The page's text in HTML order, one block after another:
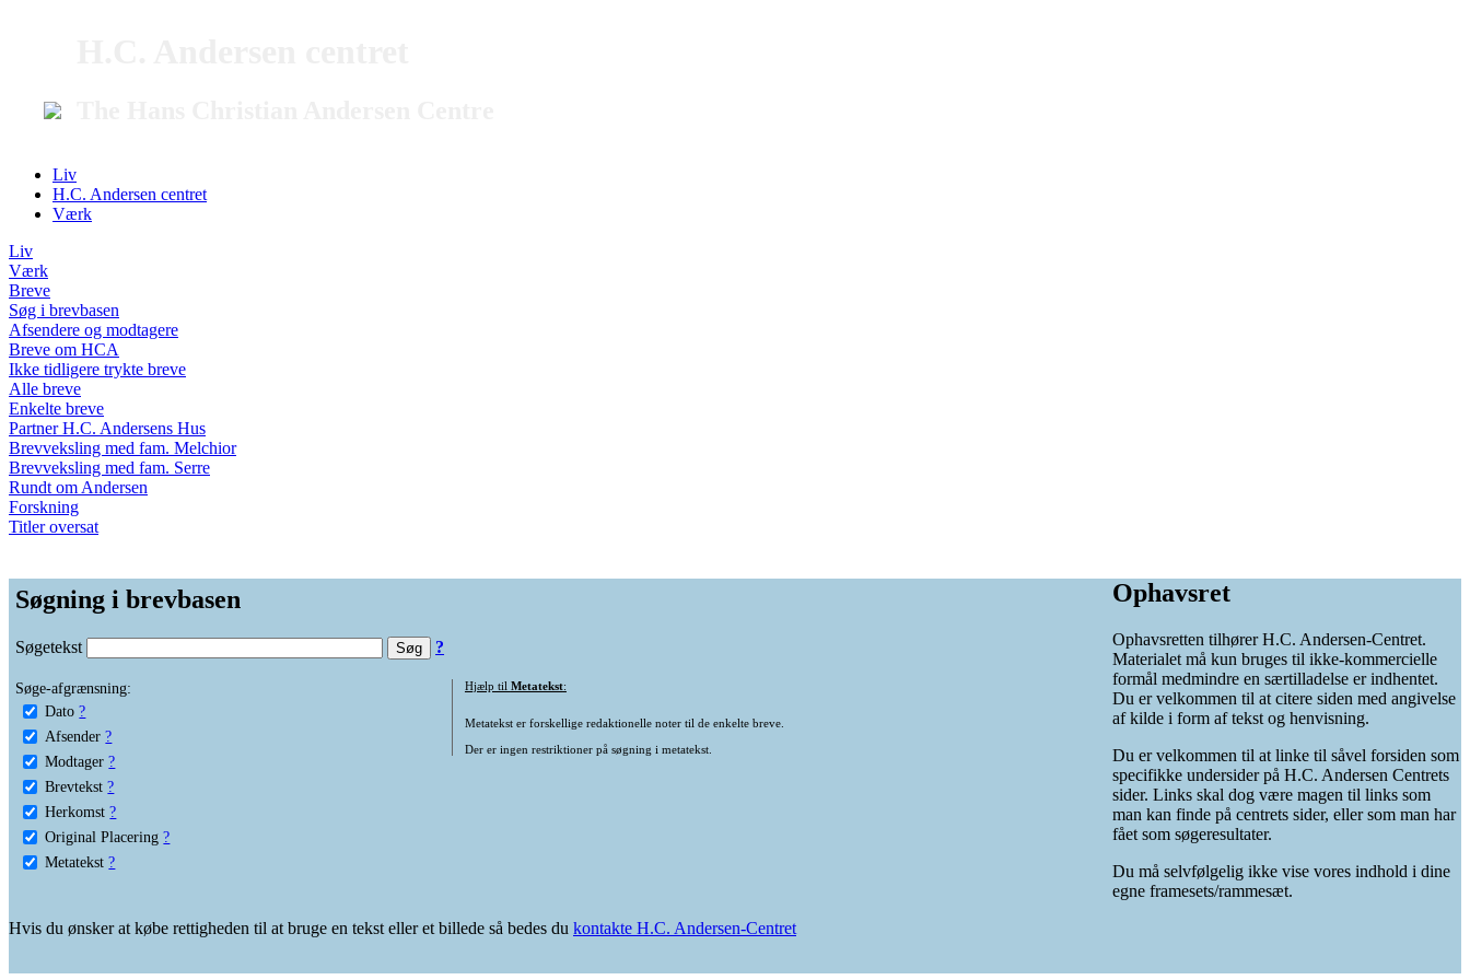
Liv
H.C. Andersen centret
Værk
Liv
Værk
Breve
Søg i brevbasen
Afsendere og modtagere
Breve om HCA
Ikke tidligere trykte breve
Alle breve
Enkelte breve
Partner H.C. Andersens Hus
Brevveksling med fam. Melchior
Brevveksling med fam. Serre
Rundt om Andersen
Forskning
Titler oversat
Søgning i brevbasen
Søgetekst ?
Søge-afgrænsning:
Dato ?
Afsender ?
Modtager ?
Brevtekst ?
Herkomst ?
Original Placering ?
Metatekst ?
Hjælp til Metatekst:
Metatekst er forskellige redaktionelle noter til de enkelte breve.
Der er ingen restriktioner på søgning i metatekst.
Ophavsret
Ophavsretten tilhører H.C. Andersen-Centret.
Materialet må kun bruges til ikke-kommercielle
formål medmindre en særtilladelse er indhentet.
Du er velkommen til at citere siden med angivelse
af kilde i form af tekst og henvisning.
Du er velkommen til at linke til såvel forsiden som
specifikke undersider på H.C. Andersen Centrets
sider. Links skal dog være magen til links som
man kan finde på centrets sider, eller som man har
fået som søgeresultater.
Du må selvfølgelig ikke vise vores indhold i dine
egne framesets/rammesæt.
Hvis du ønsker at købe rettigheden til at bruge en tekst eller et billede så bedes du kontakte H.C. Andersen-Centret